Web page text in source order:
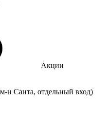
Акции
н Санта, отдельный вход)